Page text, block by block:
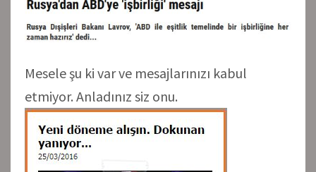
Mesele şu ki var ve mesajlarınızı kabul
etmiyor. Anladınız siz onu.